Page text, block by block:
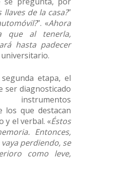
de la casa?”
”. «Ahora
que al tenerla,
hasta padecer
etapa, el
ser diagnosticado
los que destacan
y el verbal. «Éstos
Entonces,
perdiendo, se
como leve,